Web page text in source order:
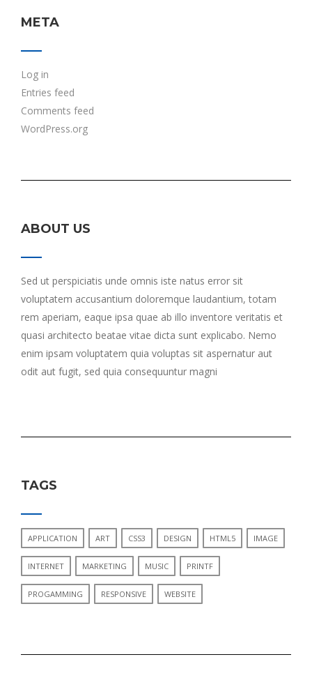
META
Log in
Entries feed
Comments feed
WordPress.org
ABOUT US
Sed ut perspiciatis unde omnis iste natus error sit
voluptatem accusantium doloremque laudantium, totam
rem aperiam, eaque ipsa quae ab illo inventore veritatis et
quasi architecto beatae vitae dicta sunt explicabo. Nemo
enim ipsam voluptatem quia voluptas sit aspernatur aut
odit aut fugit, sed quia consequuntur magni
TAGS
APPLICATION ART CSS3 DESIGN HTML5 IMAGE
INTERNET MARKETING MUSIC PRINTF
PROGAMMING RESPONSIVE WEBSITE